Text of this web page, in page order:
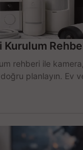
Kurulum
rehberi ile kamera,
doğru planlayın. Ev